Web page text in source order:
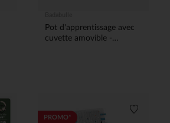
Pot d'apprentissage avec
cuvette amovible -
Liste de souhaits
PROMO*